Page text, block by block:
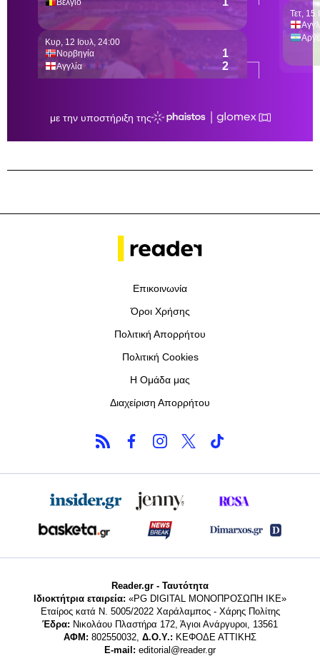
Επικοινωνία
Όροι Χρήσης
Πολιτική Απορρήτου
Πολιτική Cookies
Η Ομάδα μας
Διαχείριση Απορρήτου
Reader.gr - Ταυτότητα
Ιδιοκτήτρια εταιρεία: «PG DIGITAL MONΟΠΡΟΣΩΠΗ ΙΚΕ»
Εταίρος κατά Ν. 5005/2022 Χαράλαμπος - Χάρης Πολίτης
Έδρα: Νικολάου Πλαστήρα 172, Άγιοι Ανάργυροι, 13561
ΑΦΜ: 802550032, Δ.Ο.Υ.: ΚΕΦΟΔΕ ΑΤΤΙΚΗΣ
E-mail: editorial@reader.gr